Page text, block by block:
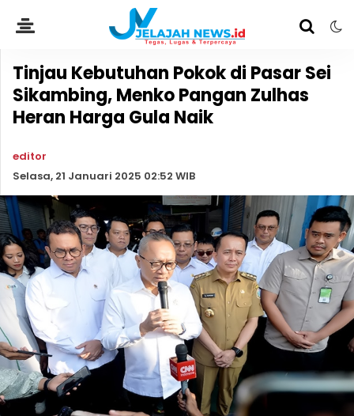
Tinjau Kebutuhan Pokok di Pasar Sei
Sikambing, Menko Pangan Zulhas
Heran Harga Gula Naik
editor
Selasa, 21 Januari 2025 02:52 WIB